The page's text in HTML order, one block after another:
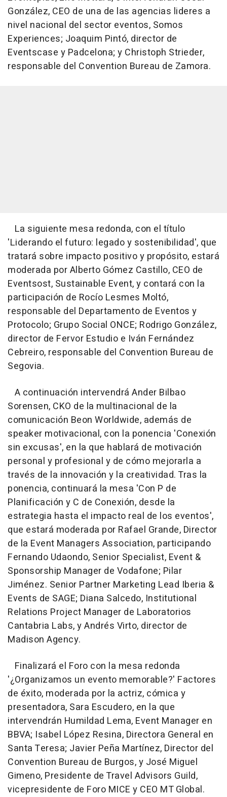
González, CEO de una de las agencias lideres a
nivel nacional del sector eventos, Somos
Experiences; Joaquim Pintó, director de
Eventscase y Padcelona; y Christoph Strieder,
responsable del Convention Bureau de Zamora.
La siguiente mesa redonda, con el título
'Liderando el futuro: legado y sostenibilidad', que
tratará sobre impacto positivo y propósito, estará
moderada por Alberto Gómez Castillo, CEO de
Eventsost, Sustainable Event, y contará con la
participación de Rocío Lesmes Moltó,
responsable del Departamento de Eventos y
Protocolo; Grupo Social ONCE; Rodrigo González,
director de Fervor Estudio e Iván Fernández
Cebreiro, responsable del Convention Bureau de
Segovia.
A continuación intervendrá Ander Bilbao
Sorensen, CKO de la multinacional de la
comunicación Beon Worldwide, además de
speaker motivacional, con la ponencia 'Conexión
sin excusas', en la que hablará de motivación
personal y profesional y de cómo mejorarla a
través de la innovación y la creatividad. Tras la
ponencia, continuará la mesa 'Con P de
Planificación y C de Conexión, desde la
estrategia hasta el impacto real de los eventos',
que estará moderada por Rafael Grande, Director
de la Event Managers Association, participando
Fernando Udaondo, Senior Specialist, Event &
Sponsorship Manager de Vodafone; Pilar
Jiménez. Senior Partner Marketing Lead Iberia &
Events de SAGE; Diana Salcedo, Institutional
Relations Project Manager de Laboratorios
Cantabria Labs, y Andrés Virto, director de
Madison Agency.
Finalizará el Foro con la mesa redonda
'¿Organizamos un evento memorable?' Factores
de éxito, moderada por la actriz, cómica y
presentadora, Sara Escudero, en la que
intervendrán Humildad Lema, Event Manager en
BBVA; Isabel López Resina, Directora General en
Santa Teresa; Javier Peña Martínez, Director del
Convention Bureau de Burgos, y José Miguel
Gimeno, Presidente de Travel Advisors Guild,
vicepresidente de Foro MICE y CEO MT Global.